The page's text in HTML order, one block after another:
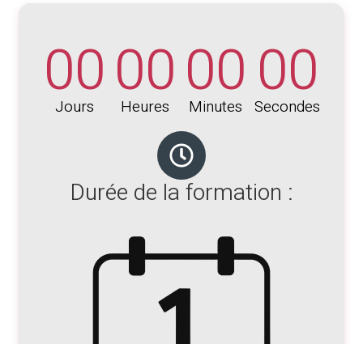
00
Jours 00
Heures 00
Minutes 00
Secondes
Durée de la formation :